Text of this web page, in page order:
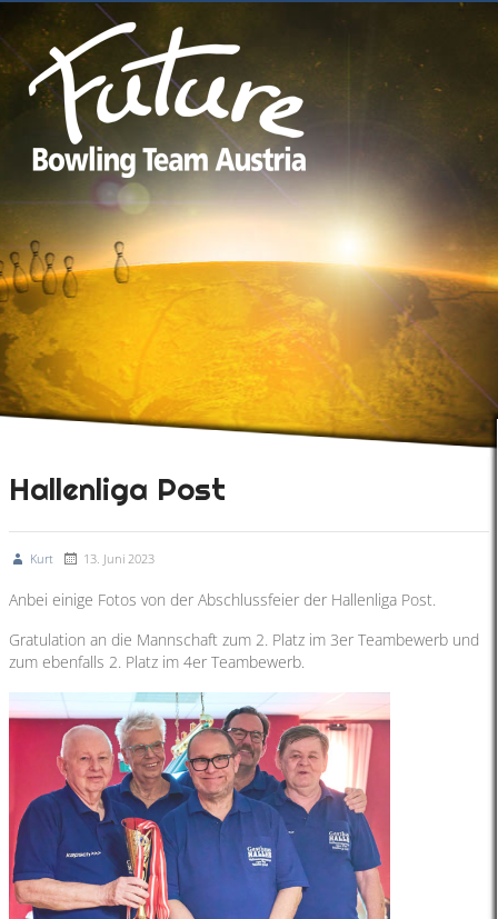
Hallenliga Post
Kurt 13. Juni 2023
Anbei einige Fotos von der Abschlussfeier der Hallenliga Post.
Gratulation an die Mannschaft zum 2. Platz im 3er Teambewerb und
zum ebenfalls 2. Platz im 4er Teambewerb.